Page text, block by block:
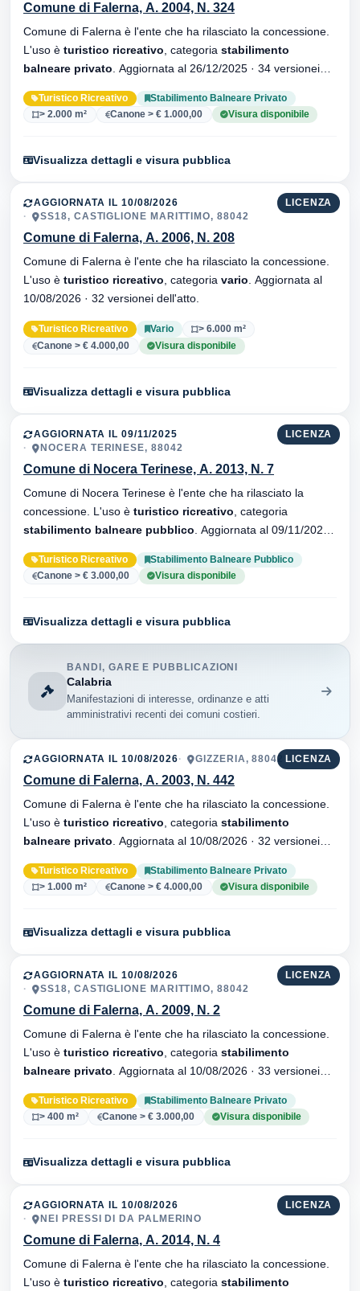
Comune di Falerna, A. 2004, N. 324
Comune di Falerna è l'ente che ha rilasciato la concessione.
L'uso è turistico ricreativo , categoria stabilimento
balneare privato
Turistico Ricreativo
Stabilimento Balneare Privato
> 2.000 m²
Canone > € 1.000,00 Visura disponibile
Visualizza dettagli e visura pubblica
LICENZA
AGGIORNATA IL 10/08/2026
SS18, CASTIGLIONE MARITTIMO, 88042
Comune di Falerna, A. 2006, N. 208
Comune di Falerna è l'ente che ha rilasciato la concessione.
L'uso è turistico ricreativo , categoria vario
10/08/2026 · 32 versionei dell'atto.
Turistico Ricreativo Vario
> 6.000 m²
Canone > € 4.000,00
Visura disponibile
Visualizza dettagli e visura pubblica
LICENZA
AGGIORNATA IL 09/11/2025
NOCERA TERINESE, 88042
Comune di Nocera Terinese, A. 2013, N. 7
Comune di Nocera Terinese è l'ente che ha rilasciato la
concessione. L'uso è turistico ricreativo , categoria
stabilimento balneare pubblico
Turistico Ricreativo
Stabilimento Balneare Pubblico
Canone > € 3.000,00
Visura disponibile
Visualizza dettagli e visura pubblica
BANDI, GARE E PUBBLICAZIONI
Calabria
Manifestazioni di interesse, ordinanze e atti
amministrativi recenti dei comuni costieri.
LICENZA
AGGIORNATA IL 10/08/2026 GIZZERIA, 88042
Comune di Falerna, A. 2003, N. 442
Comune di Falerna è l'ente che ha rilasciato la concessione.
L'uso è turistico ricreativo , categoria stabilimento
balneare privato
Turistico Ricreativo
Stabilimento Balneare Privato
> 1.000 m²
Canone > € 4.000,00 Visura disponibile
Visualizza dettagli e visura pubblica
LICENZA
AGGIORNATA IL 10/08/2026
SS18, CASTIGLIONE MARITTIMO, 88042
Comune di Falerna, A. 2009, N. 2
Comune di Falerna è l'ente che ha rilasciato la concessione.
L'uso è turistico ricreativo , categoria stabilimento
balneare privato
Turistico Ricreativo
Stabilimento Balneare Privato
> 400 m²
Canone > € 3.000,00 Visura disponibile
Visualizza dettagli e visura pubblica
LICENZA
AGGIORNATA IL 10/08/2026
NEI PRESSI DI DA PALMERINO
Comune di Falerna, A. 2014, N. 4
Comune di Falerna è l'ente che ha rilasciato la concessione.
L'uso è turistico ricreativo , categoria stabilimento